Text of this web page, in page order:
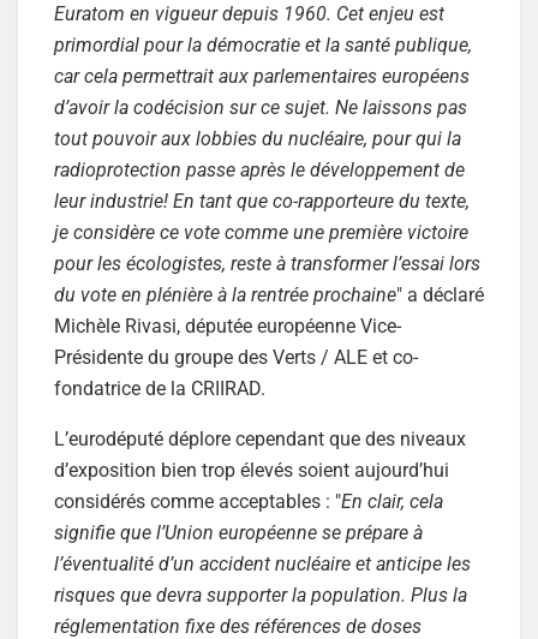
Euratom en vigueur depuis 1960. Cet enjeu est
primordial pour la démocratie et la santé publique,
car cela permettrait aux parlementaires européens
d’avoir la codécision sur ce sujet. Ne laissons pas
tout pouvoir aux lobbies du nucléaire, pour qui la
radioprotection passe après le développement de
leur industrie! En tant que co-rapporteure du texte,
je considère ce vote comme une première victoire
pour les écologistes, reste à transformer l’essai lors
du vote en plénière à la rentrée prochaine" a déclaré
Michèle Rivasi, députée européenne Vice-
Présidente du groupe des Verts / ALE et co-
fondatrice de la CRIIRAD.
L’eurodéputé déplore cependant que des niveaux
d’exposition bien trop élevés soient aujourd’hui
considérés comme acceptables : "En clair, cela
signifie que l’Union européenne se prépare à
l’éventualité d’un accident nucléaire et anticipe les
risques que devra supporter la population. Plus la
réglementation fixe des références de doses